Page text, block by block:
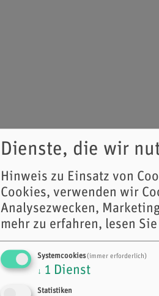
Dienste, die wir
Hinweis zu Einsatz von
Cookies, verwenden wir
Analysezwecken,
mehr zu erfahren, lesen
Systemcookies(immer erforderlich)
↓ 1 Dienst
Statistiken